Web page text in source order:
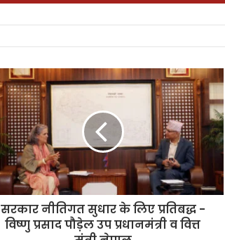
सरकार नीतिगत सुधार के लिए प्रतिबद्ध -
विष्णु प्रसाद पौड़ेल उप प्रधानमंत्री व वित्त